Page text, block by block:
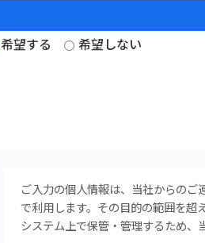
希望する 希望しない
ご入力の個人情報は、当社からの
で利用します。その目的の範囲を超
システム上で保管・管理するため